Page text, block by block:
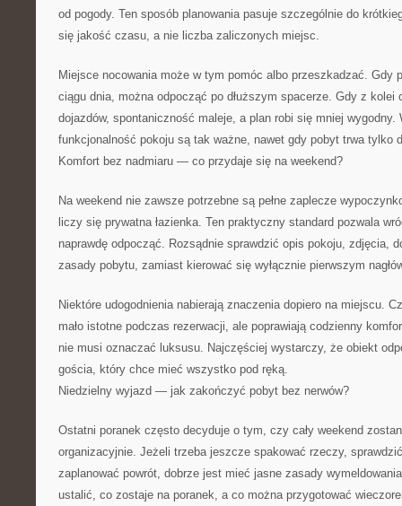
od pogody. Ten sposób planowania pasuje szczególnie do
się jakość czasu, a nie liczba zaliczonych miejsc.
Miejsce nocowania może w tym pomóc albo przeszkadzać. Gdy
ciągu dnia, można odpocząć po dłuższym spacerze. Gdy z kolei
dojazdów, spontaniczność maleje, a plan robi się mniej wygodny.
funkcjonalność pokoju są tak ważne, nawet gdy pobyt trwa tylko
Komfort bez nadmiaru — co przydaje się na weekend?
Na weekend nie zawsze potrzebne są pełne zaplecze
liczy się prywatna łazienka. Ten praktyczny standard pozwala
naprawdę odpocząć. Rozsądnie sprawdzić opis pokoju, zdjęcia,
zasady pobytu, zamiast kierować się wyłącznie pierwszym
Niektóre udogodnienia nabierają znaczenia dopiero na miejscu.
mało istotne podczas rezerwacji, ale poprawiają codzienny
nie musi oznaczać luksusu. Najczęściej wystarczy, że obiekt
gościa, który chce mieć wszystko pod ręką.
Niedzielny wyjazd — jak zakończyć pobyt bez nerwów?
Ostatni poranek często decyduje o tym, czy cały weekend
organizacyjnie. Jeżeli trzeba jeszcze spakować rzeczy,
zaplanować powrót, dobrze jest mieć jasne zasady
ustalić, co zostaje na poranek, a co można przygotować